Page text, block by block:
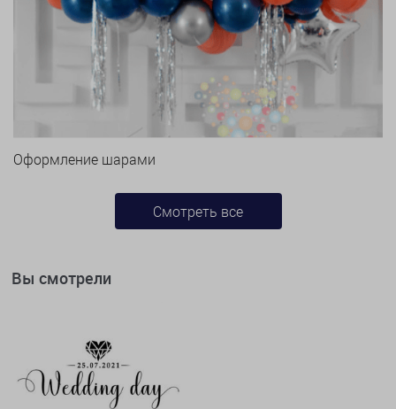
Оформление шарами
Смотреть все
Вы смотрели